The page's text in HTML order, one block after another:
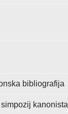
bibliografija
kanonista